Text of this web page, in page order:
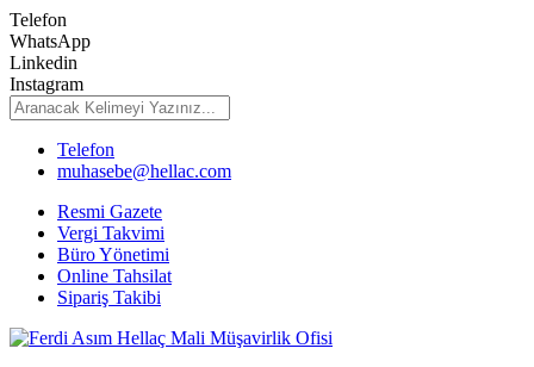
Telefon
WhatsApp
Linkedin
Instagram
Telefon
muhasebe@hellac.com
Resmi Gazete
Vergi Takvimi
Büro Yönetimi
Online Tahsilat
Sipariş Takibi